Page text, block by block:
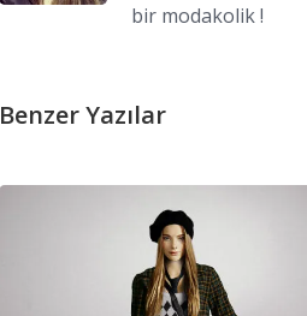
bir modakolik !
Benzer Yazılar